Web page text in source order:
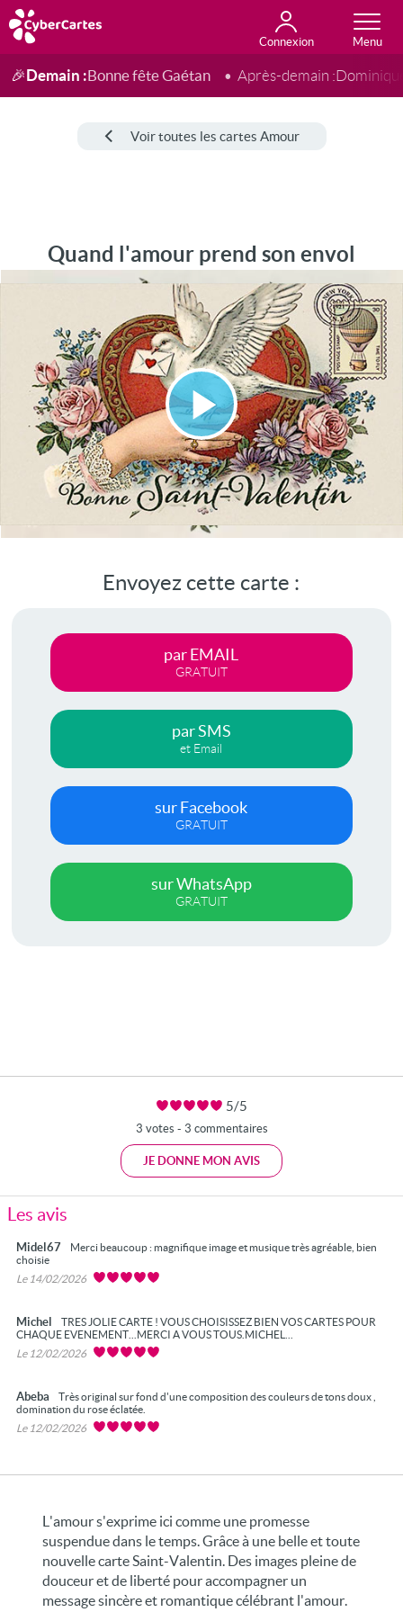
Connexion
Anniversaire
Fête du jour
Amour
Amitié
Merci
Toutes les cartes
🎉Demain :Bonne fête Gaétan Après-demain :
Voir toutes les cartes Amour
Quand l'amour prend son envol
Lire
la
vidéo
Envoyez cette carte :
par EMAIL
GRATUIT
par SMS
et Email
sur Facebook
GRATUIT
sur WhatsApp
GRATUIT
5/5
3 votes - 3 commentaires
JE DONNE MON AVIS
Les avis
Midel67
Merci beaucoup : magnifique image et musique très agréable, bien
choisie
Le 14/02/2026
Michel
TRES JOLIE CARTE ! VOUS CHOISISSEZ BIEN VOS CARTES POUR
CHAQUE EVENEMENT...MERCI A VOUS TOUS.MICHEL...
Le 12/02/2026
Abeba
Très original sur fond d'une composition des couleurs de tons doux ,
domination du rose éclatée.
Le 12/02/2026
L'amour s'exprime ici comme une promesse
suspendue dans le temps. Grâce à une belle et toute
nouvelle carte Saint-Valentin. Des images pleine de
douceur et de liberté pour accompagner un
message sincère et romantique célébrant l'amour.